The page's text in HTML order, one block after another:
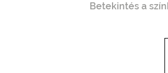
Betekintés a